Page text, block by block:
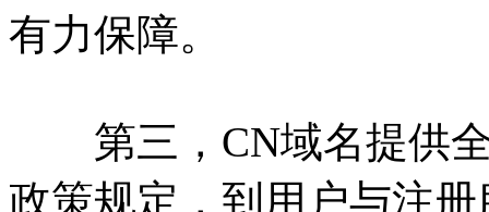
有力保障。
第三，CN域名提供全
政策规定，到用户与注